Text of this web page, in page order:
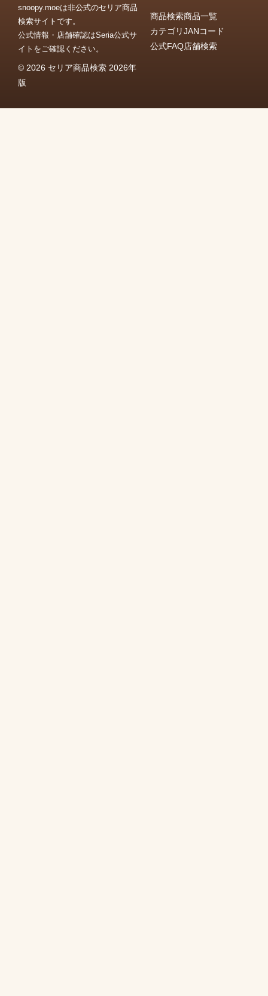
snoopy.moeは非公式のセリア商品
検索サイトです。
公式情報・店舗確認はSeria公式サ
イトをご確認ください。
© 2026 セリア商品検索 2026年
版
商品検索商品一覧
カテゴリJANコード
公式FAQ店舗検索